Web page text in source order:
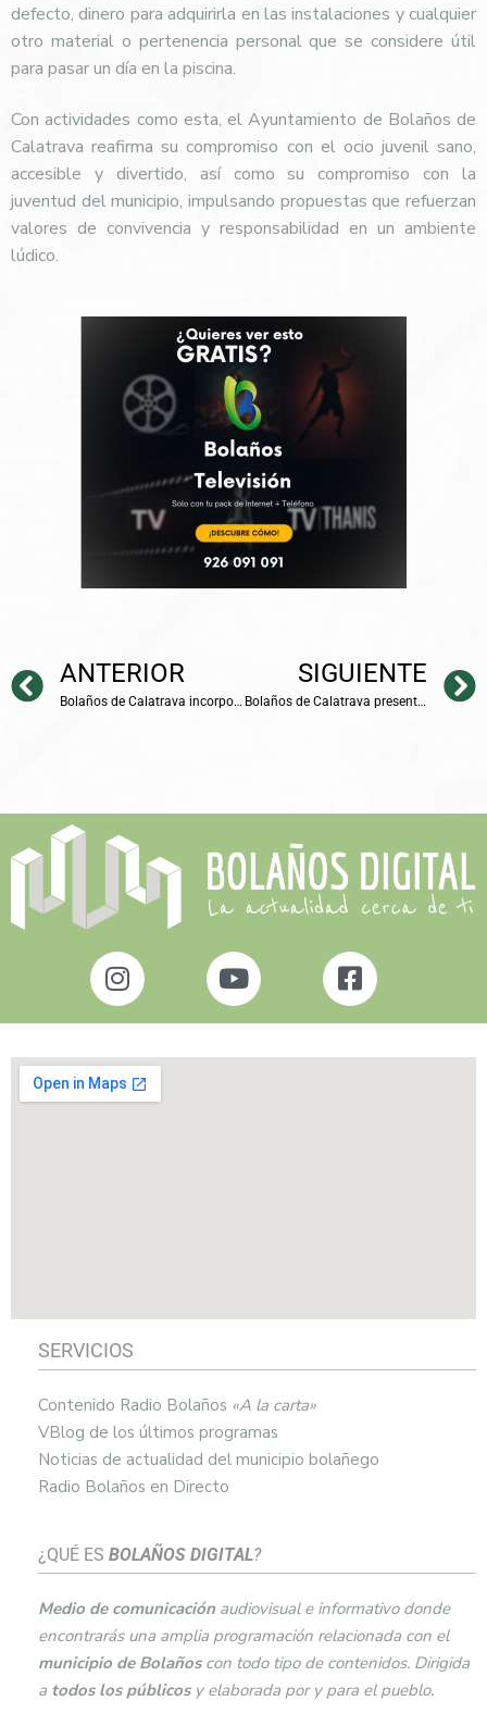
defecto, dinero para adquirirla en las instalaciones y cualquier
otro material o pertenencia personal que se considere útil
para pasar un día en la piscina.
Con actividades como esta, el Ayuntamiento de Bolaños de
Calatrava reafirma su compromiso con el ocio juvenil sano,
accesible y divertido, así como su compromiso con la
juventud del municipio, impulsando propuestas que refuerzan
valores de convivencia y responsabilidad en un ambiente
lúdico.
ANTERIOR
Bolaños de Calatrava incorpora un nuevo escenario modular más seguro, versátil y eficiente gracias al apoyo de la Diputación de Ciudad Real
SIGUIENTE
Bolaños de Calatrava presenta un cartel taurino de gran nivel con motivo de la celebración de la Feria y Fiestas en honor al Cristo de la Columna
SERVICIOS
Contenido Radio Bolaños «A la carta»
VBlog de los últimos programas
Noticias de actualidad del municipio bolañego
Radio Bolaños en Directo
¿QUÉ ES BOLAÑOS DIGITAL?
Medio de comunicación audiovisual e informativo donde
encontrarás una amplia programación relacionada con el
municipio de Bolaños con todo tipo de contenidos. Dirigida
a todos los públicosy elaborada por y para el pueblo.